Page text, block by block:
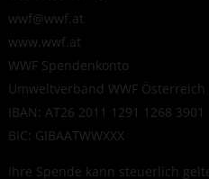
wwf@wwf.at
www.wwf.at
WWF Spendenkonto
Umweltverband WWF Österreich
IBAN: AT26 2011 1291 1268 3901
BIC: GIBAATWWXXX
Ihre Spende kann steuerlich